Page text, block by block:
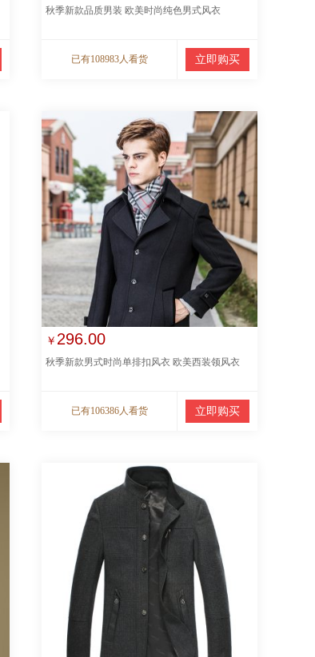
秋季新款品质男装 欧美时尚纯色男式风衣
已有108983人看货 立即购买
￥ 296.00
秋季新款男式时尚单排扣风衣 欧美西装领风衣
已有106386人看货 立即购买